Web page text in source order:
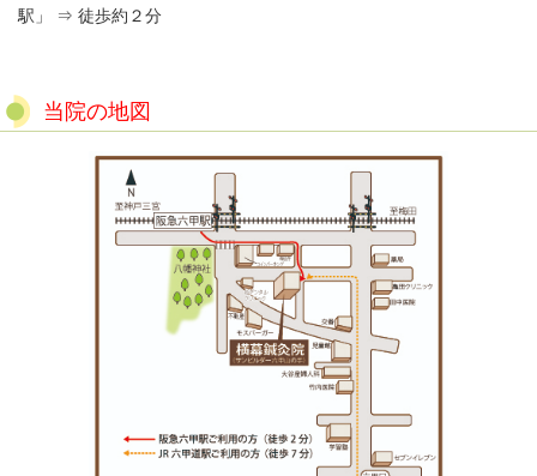
駅」 ⇒ 徒歩約２分
当院の地図